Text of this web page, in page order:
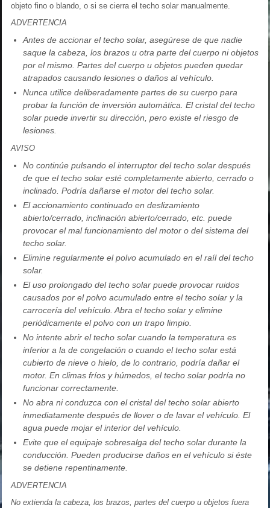
objeto fino o blando, o si se cierra el techo solar manualmente.
ADVERTENCIA
Antes de accionar el techo solar, asegúrese de que nadie
saque la cabeza, los brazos u otra parte del cuerpo ni objetos
por el mismo. Partes del cuerpo u objetos pueden quedar
atrapados causando lesiones o daños al vehículo.
Nunca utilice deliberadamente partes de su cuerpo para
probar la función de inversión automática. El cristal del techo
solar puede invertir su dirección, pero existe el riesgo de
lesiones.
AVISO
No continúe pulsando el interruptor del techo solar después
de que el techo solar esté completamente abierto, cerrado o
inclinado. Podría dañarse el motor del techo solar.
El accionamiento continuado en deslizamiento
abierto/cerrado, inclinación abierto/cerrado, etc. puede
provocar el mal funcionamiento del motor o del sistema del
techo solar.
Elimine regularmente el polvo acumulado en el raíl del techo
solar.
El uso prolongado del techo solar puede provocar ruidos
causados por el polvo acumulado entre el techo solar y la
carrocería del vehículo. Abra el techo solar y elimine
periódicamente el polvo con un trapo limpio.
No intente abrir el techo solar cuando la temperatura es
inferior a la de congelación o cuando el techo solar está
cubierto de nieve o hielo, de lo contrario, podría dañar el
motor. En climas fríos y húmedos, el techo solar podría no
funcionar correctamente.
No abra ni conduzca con el cristal del techo solar abierto
inmediatamente después de llover o de lavar el vehículo. El
agua puede mojar el interior del vehículo.
Evite que el equipaje sobresalga del techo solar durante la
conducción. Pueden producirse daños en el vehículo si éste
se detiene repentinamente.
ADVERTENCIA
No extienda la cabeza, los brazos, partes del cuerpo u objetos fuera